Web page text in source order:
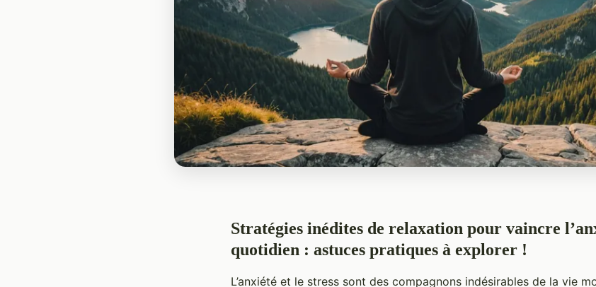
Stratégies inédites de relaxation pour vaincre
quotidien : astuces pratiques à explorer !
L’anxiété et le stress sont des compagnons indésirables de la vie